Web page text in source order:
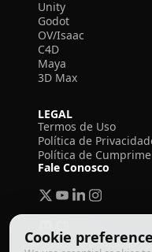
Cookie
Unity
Godot
OV/Isaac
C4D
Maya
3D Max
LEGAL
Termos de Uso
Política de
Política de
Fale Conosco